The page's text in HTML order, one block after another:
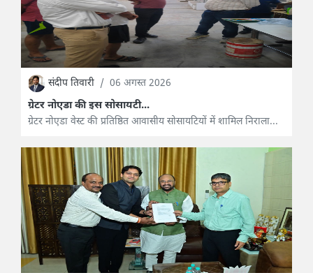
संदीप तिवारी / 06 अगस्त 2026
ग्रेटर नोएडा की इस सोसायटी...
ग्रेटर नोएडा वेस्ट की प्रतिष्ठित आवासीय सोसायटियों में शामिल निराला...